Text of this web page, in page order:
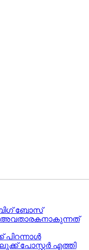
ബോസ്
ലുക്ക് പോസ്റ്റർ എത്തി